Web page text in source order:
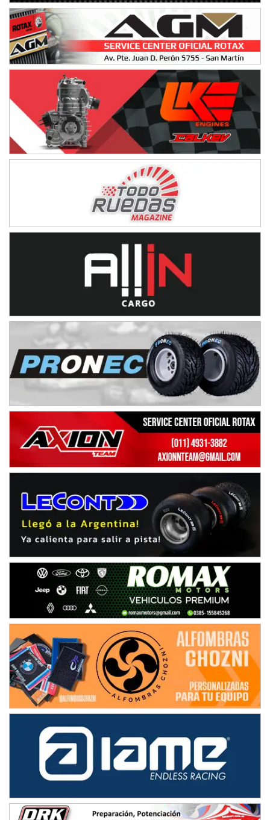
Avellaneda (Santa Fe)
SUR SANTAFESINO - F4
José Samuel Sánchez (Tierra)
Rufino (Santa Fe)
TUCUMANO - F5
Juan Navarro (Asfalto)
El Timbó (Tucumán)